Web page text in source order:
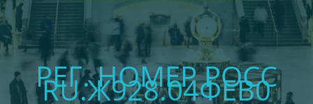
РЕГ. НОМЕР РОСС
RU.Ж928.04ФЕВ0